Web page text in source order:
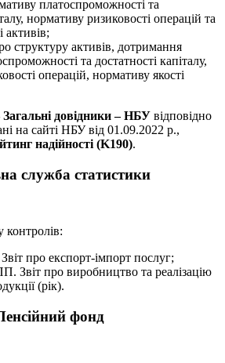
платоспроможності та
нормативу ризиковості операцій та
активів;
структуру активів, дотримання
та достатності капіталу,
операцій, нормативу якості
Загальні довідники – НБУ відповідно
на сайті НБУ від 01.09.2022 р.,
надійності (K190).
служба статистики
контролів:
про експорт-імпорт послуг;
Звіт про виробництво та реалізацію
(рік).
фонд